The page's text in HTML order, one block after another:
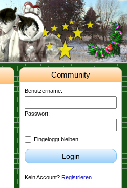
Community
Benutzername:
Passwort:
Eingeloggt bleiben
Login
Kein Account? Registrieren